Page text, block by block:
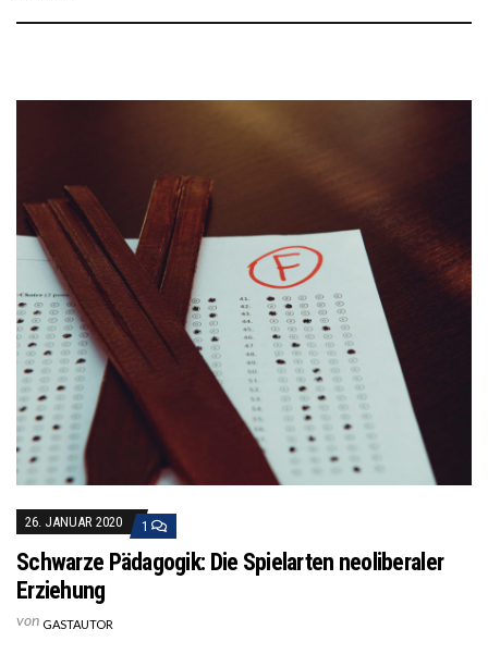
26. JANUAR 2020 1
Schwarze Pädagogik: Die Spielarten neoliberaler
Erziehung
von GASTAUTOR